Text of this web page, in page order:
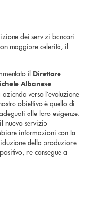
dei servizi bancari
maggiore celerità, il
il Direttore
Albanese-
verso l’evoluzione
obiettivo è quello di
alle loro esigenze.
nuovo servizio
informazioni con la
della produzione
ne consegue a